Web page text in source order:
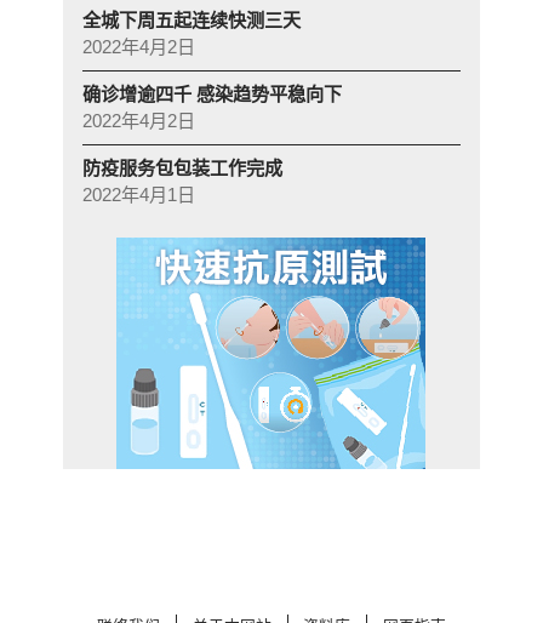
全城下周五起连续快测三天
2022年4月2日
确诊增逾四千 感染趋势平稳向下
2022年4月2日
防疫服务包包装工作完成
2022年4月1日